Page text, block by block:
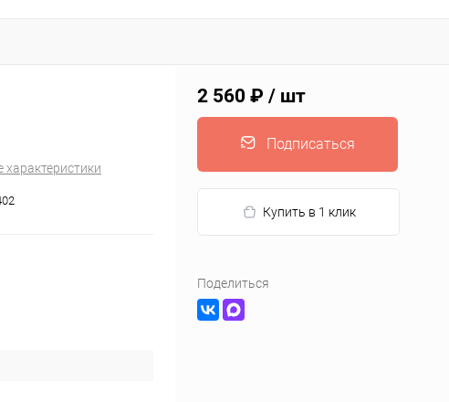
характеристики
2 560 ₽ / шт
Подписаться
Купить в 1 клик
Поделиться